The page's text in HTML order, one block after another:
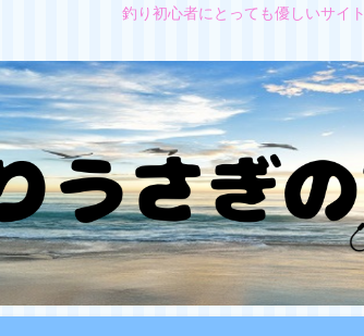
釣り初心者にとっても優しいサイト